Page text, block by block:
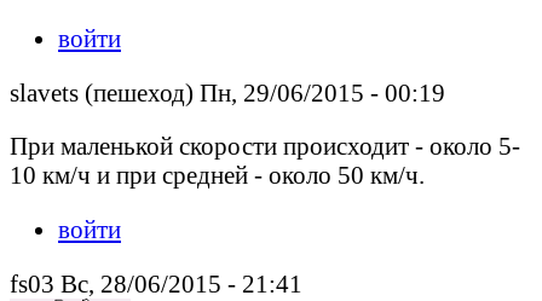
войти
slavets (пешеход) Пн, 29/06/2015 - 00:19
При маленькой скорости происходит - около 5-
10 км/ч и при средней - около 50 км/ч.
войти
fs03 Вс, 28/06/2015 - 21:41